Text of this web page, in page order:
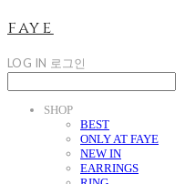
faye
LOG IN 로그인
SHOP
BEST
ONLY AT FAYE
NEW IN
EARRINGS